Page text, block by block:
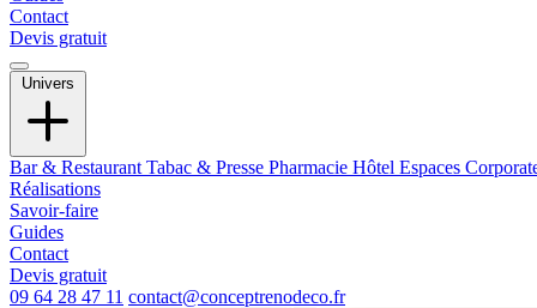
Contact
Devis gratuit
Univers
Bar & Restaurant Tabac & Presse Pharmacie Hôtel Espaces
Réalisations
Savoir-faire
Guides
Contact
Devis gratuit
09 64 28 47 11 contact@conceptrenodeco.fr